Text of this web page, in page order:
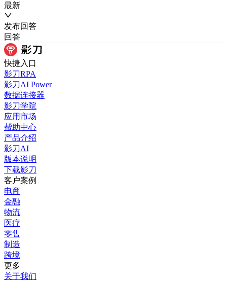
最新
发布回答
回答
快捷入口
影刀RPA
影刀AI Power
数据连接器
影刀学院
应用市场
帮助中心
产品介绍
影刀AI
版本说明
下载影刀
客户案例
电商
金融
物流
医疗
零售
制造
跨境
更多
关于我们